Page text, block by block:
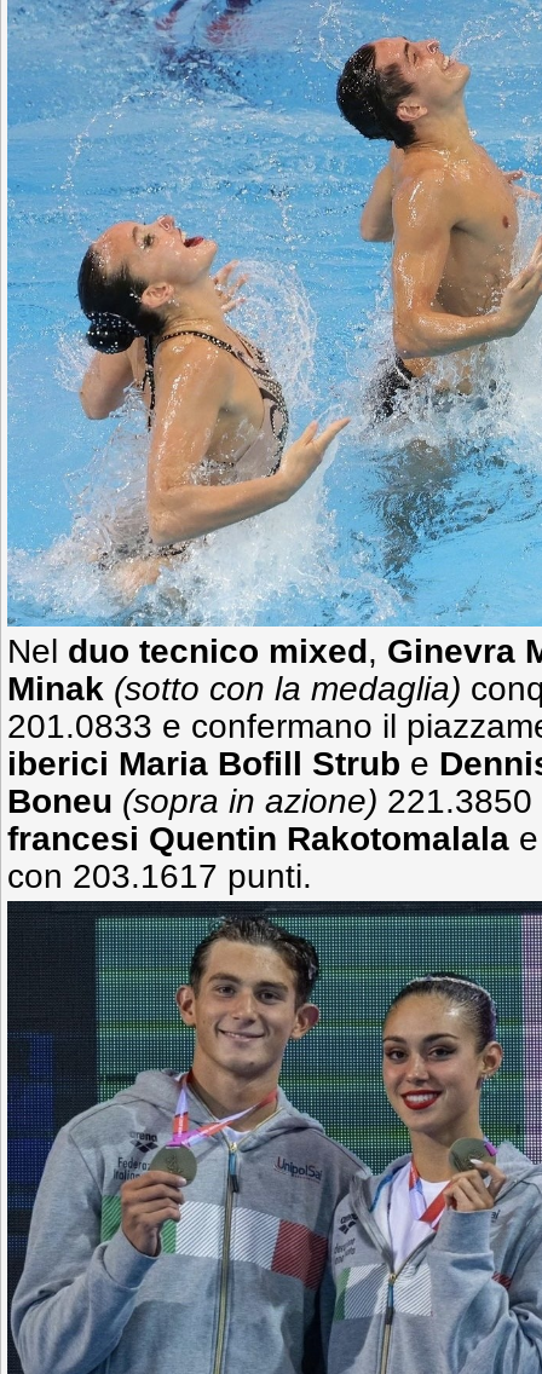
Nel duo tecnico mixed, Ginevra
Minak (sotto con la medaglia)
201.0833 e confermano il
iberici Maria Bofill Strub e
Boneu (sopra in azione)
francesi Quentin Rakotomalala
con 203.1617 punti.